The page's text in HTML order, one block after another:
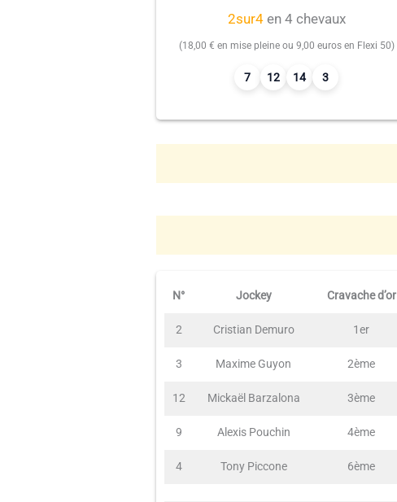
2sur4en 4 chevaux
(18,00 € en mise pleine ou 9,00 euros en Flexi 50)
7 12 14 3
N° Jockey Cravache d’or
2 Cristian Demuro 1er
3 Maxime Guyon 2ème
12 Mickaël Barzalona 3ème
9 Alexis Pouchin 4ème
4 Tony Piccone 6ème